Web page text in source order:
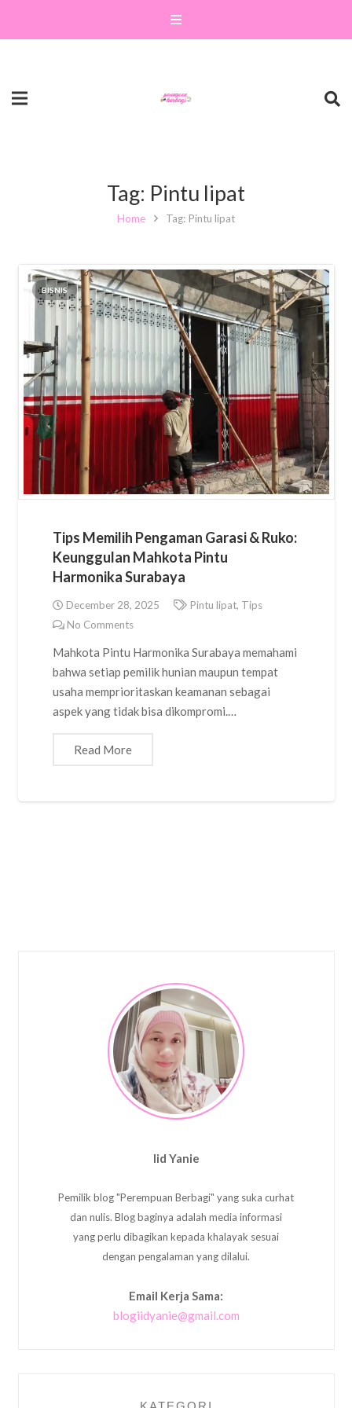
Tag: Pintu lipat
Home Tag: Pintu lipat
BISNIS
Tips Memilih Pengaman Garasi & Ruko:
Keunggulan Mahkota Pintu
Harmonika Surabaya
December 28, 2025 Pintu lipat, Tips
No Comments
Mahkota Pintu Harmonika Surabaya memahami
bahwa setiap pemilik hunian maupun tempat
usaha memprioritaskan keamanan sebagai
aspek yang tidak bisa dikompromi.…
Read More
Iid Yanie
Pemilik blog "Perempuan Berbagi" yang suka curhat
dan nulis. Blog baginya adalah media informasi
yang perlu dibagikan kepada khalayak sesuai
dengan pengalaman yang dilalui.
Email Kerja Sama:
blogiidyanie@gmail.com